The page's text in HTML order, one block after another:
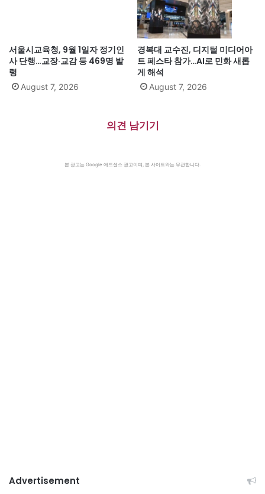
서울시교육청, 9월 1일자 정기인
사 단행…교장·교감 등 469명 발
령
August 7, 2026
경복대 교수진, 디지털 미디어아
트 페스타 참가…AI로 민화 새롭
게 해석
August 7, 2026
의견 남기기
본 광고는 Google 애드센스 광고이며, 본 사이트와는 무관합니다.
Advertisement